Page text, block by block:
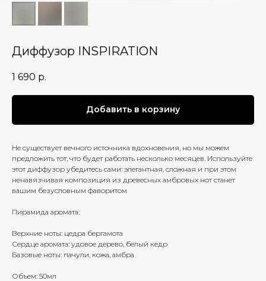
Диффузор INSPIRATION
1 690 р.
Добавить в корзину
Не существует вечного источника вдохновения, но мы можем
предложить тот, что будет работать несколько месяцев. Используйте
этот диффузор убедитесь сами: элегантная, сложная и при этом
ненавязчивая композиция из древесных амбровых нот станет
вашим безусловным фаворитом
Пирамида аромата:
Верхние ноты: цедра бергамота
Сердце аромата: удовое дерево, белый кедр
Базовые ноты: пачули, кожа, амбра
Объем: 50мл